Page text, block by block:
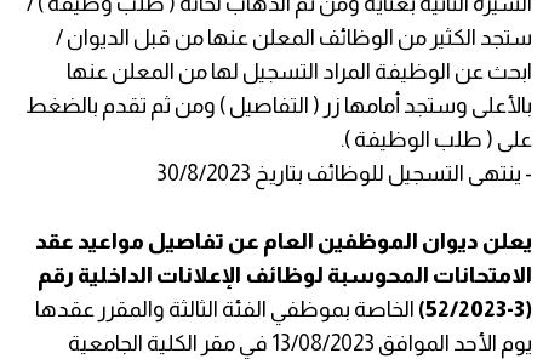
ستجد الكثير من الوظائف المعلن عنها من قبل الديوان /
ابحث عن الوظيفة المراد التسجيل لها من المعلن عنها
بالأعلى وستجد أمامها زر ( التفاصيل ) ومن ثم تقدم بالضغط
على ( طلب الوظيفة ).
- ينتهى التسجيل للوظائف بتاريخ 30/8/2023
يعلن ديوان الموظفين العام عن تفاصيل مواعيد عقد
الامتحانات المحوسبة لوظائف الإعلانات الداخلية رقم
(3-52/2023)
الخاصة بموظفي الفئة الثالثة والمقرر عقدها
يوم الأحد الموافق 13/08/2023 في مقر الكلية الجامعية